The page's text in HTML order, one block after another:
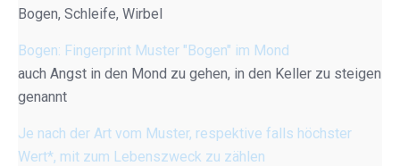
Bogen, Schleife, Wirbel
Bogen: Fingerprint Muster "Bogen" im Mond
auch Angst in den Mond zu gehen, in den Keller zu steigen
genannt
Je nach der Art vom Muster, respektive falls höchster
Wert*, mit zum Lebenszweck zu zählen